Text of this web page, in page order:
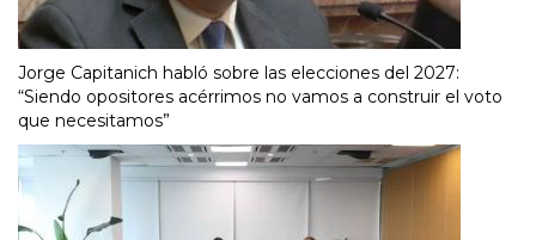
Jorge Capitanich habló sobre las elecciones del 2027:
“Siendo opositores acérrimos no vamos a construir el voto
que necesitamos”